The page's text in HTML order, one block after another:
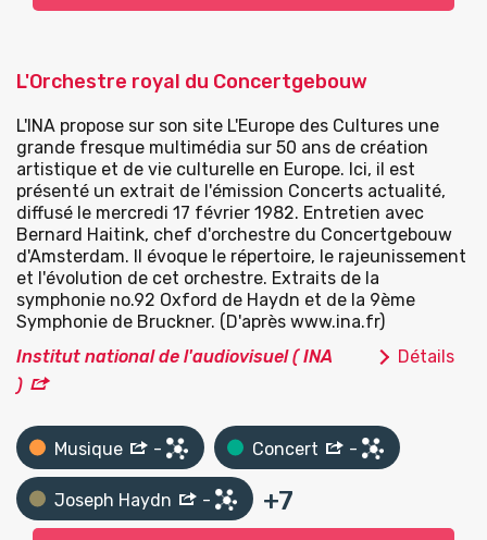
L'Orchestre royal du Concertgebouw
L'INA propose sur son site L'Europe des Cultures une
grande fresque multimédia sur 50 ans de création
artistique et de vie culturelle en Europe. Ici, il est
présenté un extrait de l'émission Concerts actualité,
diffusé le mercredi 17 février 1982. Entretien avec
Bernard Haitink, chef d'orchestre du Concertgebouw
d'Amsterdam. Il évoque le répertoire, le rajeunissement
et l'évolution de cet orchestre. Extraits de la
symphonie no.92 Oxford de Haydn et de la 9ème
Symphonie de Bruckner. (D'après www.ina.fr)
Institut national de l'audiovisuel ( INA
)
Détails
Musique - Concert -
Joseph Haydn - +7